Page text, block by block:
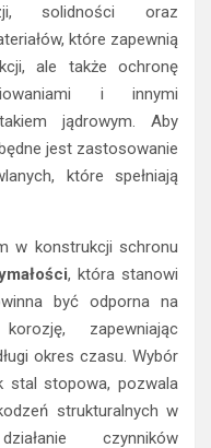
solidności oraz
które zapewnią
ale także ochronę
i innymi
jądrowym. Aby
jest zastosowanie
które spełniają
w konstrukcji schronu
, która stanowi
być odporna na
zapewniając
okres czasu. Wybór
stal stopowa, pozwala
strukturalnych w
czynników